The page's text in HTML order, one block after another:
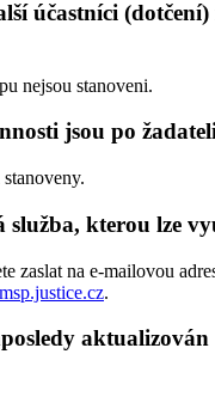
účastníci
nejsou stanoveni.
jsou po
služba, kterou lze
zaslat na e-mailovou
.
aktualizován